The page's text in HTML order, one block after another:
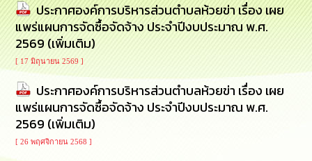
การ
ส่ง
เสริม
ความ
โปร่งใส
การ
จัด
ซื้อ
จัด
จ้าง
ประกาศองค์การบริหารส่วนตำบลห้วยข่า เรื่อง เผย
แพร่แผนการจัดซื้อจัดจ้าง ประจำปีงบประมาณ พ.ศ.
2569 (เพิ่มเติม)
[ 17 มิถุนายน 2569 ]
ประกาศองค์การบริหารส่วนตำบลห้วยข่า เรื่อง เผย
แพร่แผนการจัดซื้อจัดจ้าง ประจำปีงบประมาณ พ.ศ.
2569 (เพิ่มเติม)
[ 26 พฤศจิกายน 2568 ]